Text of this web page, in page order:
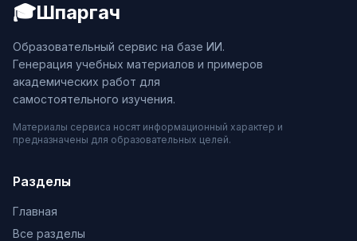
🎓Шпаргач
Образовательный сервис на базе ИИ.
Генерация учебных материалов и примеров
академических работ для
самостоятельного изучения.
Материалы сервиса носят информационный характер и
предназначены для образовательных целей.
Разделы
Главная
Все разделы